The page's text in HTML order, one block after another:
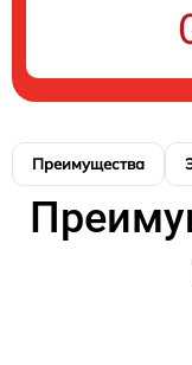
Преимущества